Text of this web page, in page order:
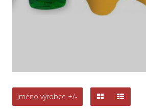
Jméno výrobce +/-